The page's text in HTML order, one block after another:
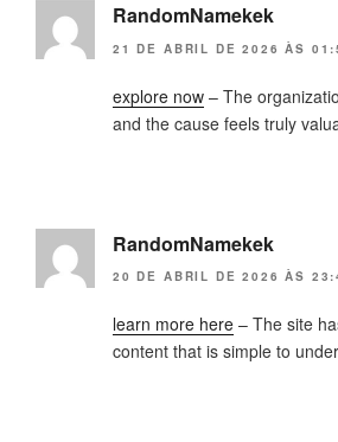
RandomNamekek
21 DE ABRIL DE 2026 ÀS
explore now – The
and the cause feels truly
RandomNamekek
20 DE ABRIL DE 2026 ÀS
learn more here – The site
content that is simple to